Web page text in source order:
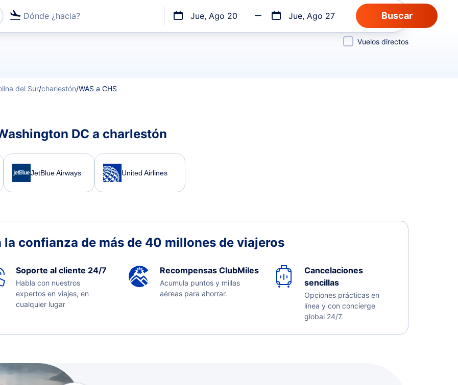
Dónde ¿hacia? Jue, Ago 20 Jue, Ago 27
o por vuelos directos
Vuelos directos
del Sur/charlestón/WAS a CHS
DC a charlestón
JetBlue Airways United Airlines
la confianza de más de 40 millones de viajeros
Soporte al cliente 24/7
Habla con nuestros
expertos en viajes, en
cualquier lugar
Recompensas ClubMiles
Acumula puntos y millas
aéreas para ahorrar.
Cancelaciones
sencillas
Opciones prácticas en
línea y con concierge
global 24/7.